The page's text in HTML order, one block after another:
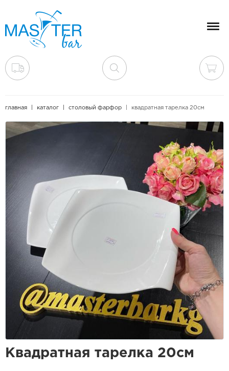
главная каталог столовый фарфор квадратная тарелка 20см
Квадратная тарелка 20см